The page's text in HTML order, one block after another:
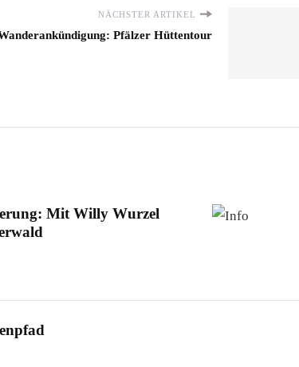
NÄCHSTER ARTIKEL
Pfälzer Hüttentour
Mit Willy Wurzel